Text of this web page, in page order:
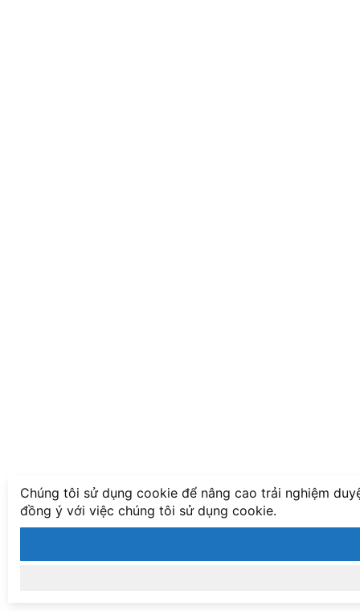
Chúng tôi sử dụng cookie để nâng cao trải nghiệm
đồng ý với việc chúng tôi sử dụng cookie.